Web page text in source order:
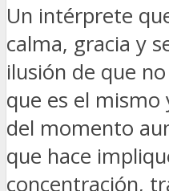
Un intérprete
calma, gracia y
ilusión de que
que es el mismo
del momento
que hace
concentración,